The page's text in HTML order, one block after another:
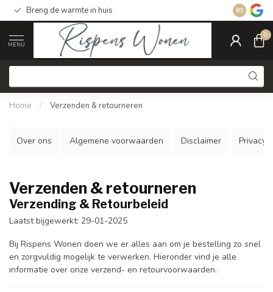
Breng de warmte in huis Gratis
8.5
MENU
0
Home / Verzenden & retourneren
Over ons Algemene voorwaarden Disclaimer Privacy
Verzenden & retourneren
Verzending & Retourbeleid
Laatst bijgewerkt: 29-01-2025
Bij Rispens Wonen doen we er alles aan om je bestelling zo snel
en zorgvuldig mogelijk te verwerken. Hieronder vind je alle
informatie over onze verzend- en retourvoorwaarden.